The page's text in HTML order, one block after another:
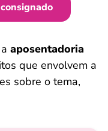
aposentadoria
que envolvem a
sobre o tema,